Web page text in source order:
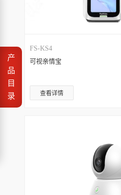
产
品
目
录
FS-KS4
可视亲情宝
查看详情